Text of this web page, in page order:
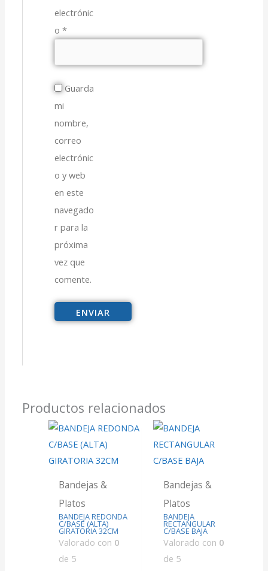
electrónic
o*
Guarda
mi
nombre,
correo
electrónic
o y web
en este
navegado
r para la
próxima
vez que
comente.
Productos relacionados
Bandejas &
Platos
BANDEJA REDONDA
C/BASE (ALTA)
GIRATORIA 32CM
Valorado con 0
de 5
Bandejas &
Platos
BANDEJA
RECTANGULAR
C/BASE BAJA
Valorado con 0
de 5